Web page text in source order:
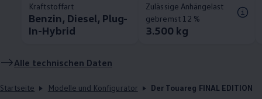
Kraftstoffart
Benzin, Diesel, Plug-
In-Hybrid
Zulässige Anhängelast
gebremst 12 %
3.500 kg
Alle technischen Daten
Startseite Modelle und Konfigurator Der Touareg FINAL EDITION